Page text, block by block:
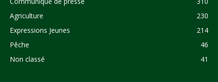
Agriculture
230
Expressions Jeunes
214
Pêche
46
Non classé
41